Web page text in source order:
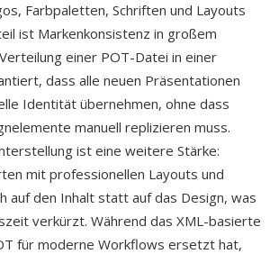
Farbpaletten, Schriften und Layouts
ist Markenkonsistenz in großem
einer POT-Datei in einer
dass alle neuen Präsentationen
Identität übernehmen, ohne dass
manuell replizieren muss.
ist eine weitere Stärke:
mit professionellen Layouts und
auf den Inhalt statt auf das Design, was
verkürzt. Während das XML-basierte
für moderne Workflows ersetzt hat,